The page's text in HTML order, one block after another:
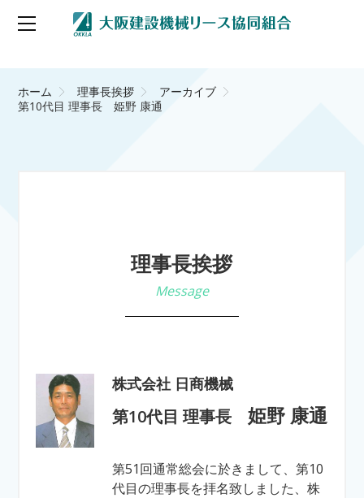
ホーム 理事長挨拶
アーカイブ
第10代目 理事長 姫野 康通
理事長挨拶
Message
株式会社 日商機械
第10代目 理事長 姫野 康通
第51回通常総会に於きまして、第10
代目の理事長を拝名致しました、株